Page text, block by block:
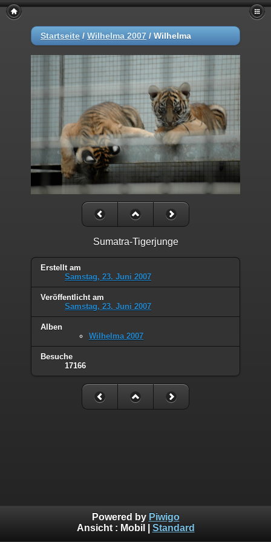
Startseite / Wilhelma 2007 / Wilhelma
Sumatra-Tigerjunge
Erstellt am
Samstag, 23. Juni 2007
Veröffentlicht am
Samstag, 23. Juni 2007
Alben
Wilhelma 2007
Besuche
17166
Powered by Piwigo
Ansicht : Mobil Standard